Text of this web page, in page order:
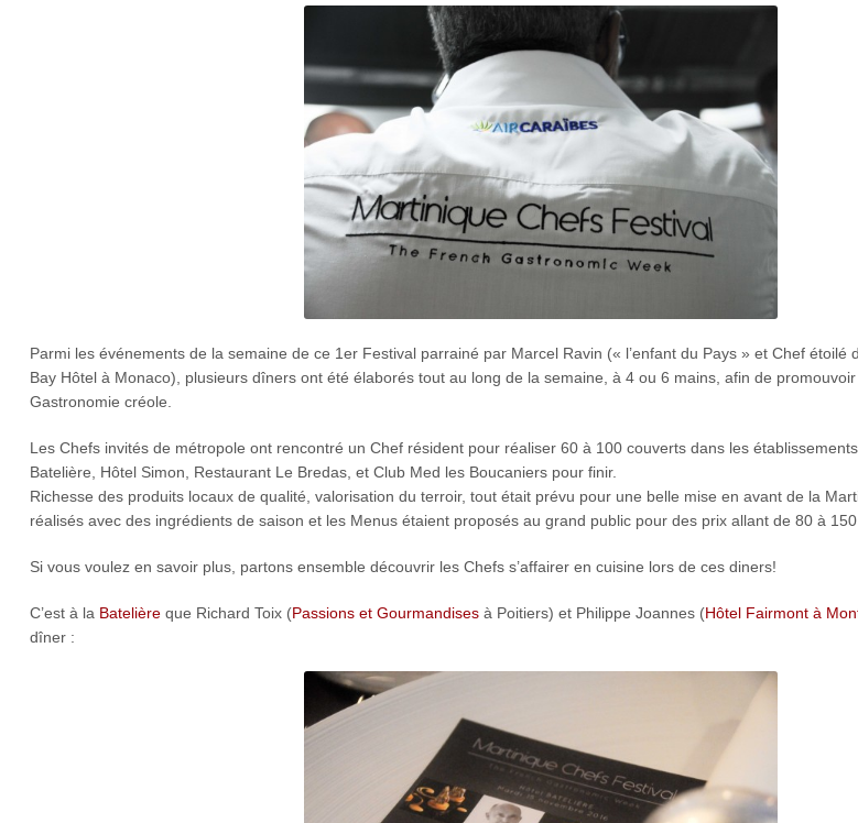
Parmi les événements de la semaine de ce 1er Festival parrainé par Marcel Ravin (« l’enfant du Pays » et Chef étoilé
Bay Hôtel à Monaco), plusieurs dîners ont été élaborés tout au long de la semaine, à 4 ou 6 mains, afin de
Gastronomie créole.
Les Chefs invités de métropole ont rencontré un Chef résident pour réaliser 60 à 100 couverts dans les
Batelière, Hôtel Simon, Restaurant Le Bredas, et Club Med les Boucaniers pour finir.
Richesse des produits locaux de qualité, valorisation du terroir, tout était prévu pour une belle mise en avant de la
réalisés avec des ingrédients de saison et les Menus étaient proposés au grand public pour des prix allant de 80 à
Si vous voulez en savoir plus, partons ensemble découvrir les Chefs s’affairer en cuisine lors de ces diners!
C’est à la Batelièreque Richard Toix (Passions et Gourmandisesà Poitiers) et Philippe Joannes (Hôtel Fairmont à
dîner :